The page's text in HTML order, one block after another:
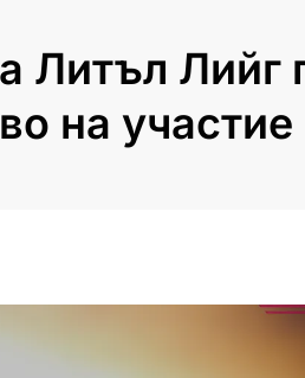
Литъл Лийг
на участие